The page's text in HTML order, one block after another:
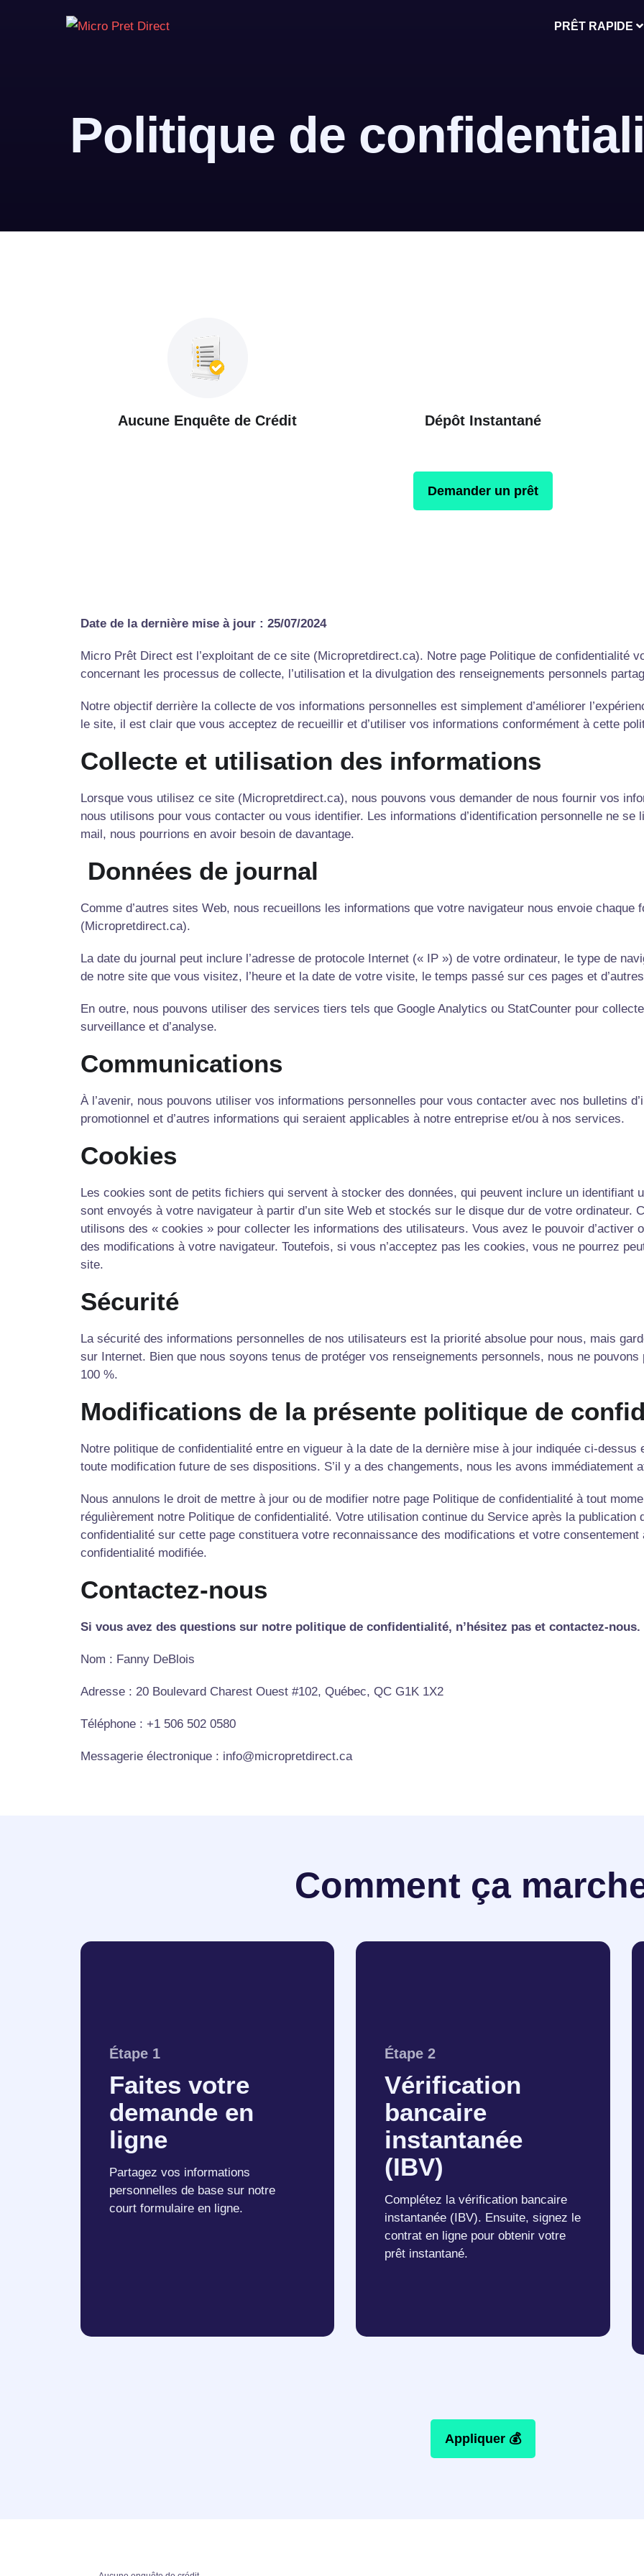
PRÊT RAPIDE
Politique de
Aucune Enquête de Crédit Dépôt Instantané
Demander un prêt
Date de la dernière mise à jour : 25/07/2024
Micro Prêt Direct est l’exploitant de ce site (Micropretdirect.ca). Notre page Politique de confidentialité
concernant les processus de collecte, l’utilisation et la divulgation des renseignements personnels
Notre objectif derrière la collecte de vos informations personnelles est simplement d’améliorer
le site, il est clair que vous acceptez de recueillir et d’utiliser vos informations conformément à cette
Collecte et utilisation des informations
Lorsque vous utilisez ce site (Micropretdirect.ca), nous pouvons vous demander de nous fournir vos
nous utilisons pour vous contacter ou vous identifier. Les informations d’identification personnelle ne
mail, nous pourrions en avoir besoin de davantage.
Données de journal
Comme d’autres sites Web, nous recueillons les informations que votre navigateur nous envoie
(Micropretdirect.ca).
La date du journal peut inclure l’adresse de protocole Internet (« IP ») de votre ordinateur, le type de
de notre site que vous visitez, l’heure et la date de votre visite, le temps passé sur ces pages et
En outre, nous pouvons utiliser des services tiers tels que Google Analytics ou StatCounter pour
surveillance et d’analyse.
Communications
À l’avenir, nous pouvons utiliser vos informations personnelles pour vous contacter avec nos bulletins
promotionnel et d’autres informations qui seraient applicables à notre entreprise et/ou à nos services.
Cookies
Les cookies sont de petits fichiers qui servent à stocker des données, qui peuvent inclure un identifiant
sont envoyés à votre navigateur à partir d’un site Web et stockés sur le disque dur de votre ordinateur.
utilisons des « cookies » pour collecter les informations des utilisateurs. Vous avez le pouvoir d’activer
des modifications à votre navigateur. Toutefois, si vous n’acceptez pas les cookies, vous ne pourrez
site.
Sécurité
La sécurité des informations personnelles de nos utilisateurs est la priorité absolue pour nous, mais
sur Internet. Bien que nous soyons tenus de protéger vos renseignements personnels, nous ne
100 %.
Modifications de la présente politique de
Notre politique de confidentialité entre en vigueur à la date de la dernière mise à jour indiquée ci-
toute modification future de ses dispositions. S’il y a des changements, nous les avons immédiatement
Nous annulons le droit de mettre à jour ou de modifier notre page Politique de confidentialité à tout
régulièrement notre Politique de confidentialité. Votre utilisation continue du Service après la publication
confidentialité sur cette page constituera votre reconnaissance des modifications et votre
confidentialité modifiée.
Contactez-nous
Si vous avez des questions sur notre politique de confidentialité, n’hésitez pas et contactez-nous.
Nom : Fanny DeBlois
Adresse : 20 Boulevard Charest Ouest #102, Québec, QC G1K 1X2
Téléphone : +1 506 502 0580
Messagerie électronique : info@micropretdirect.ca
Comment ça
Étape 1
Faites votre
demande en
ligne
Partagez vos informations
personnelles de base sur notre
court formulaire en ligne.
Étape 2
Vérification
bancaire
instantanée
(IBV)
Complétez la vérification bancaire
instantanée (IBV). Ensuite, signez le
contrat en ligne pour obtenir votre
prêt instantané.
Appliquer 💰